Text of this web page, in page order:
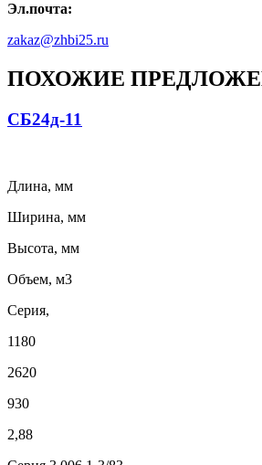
Эл.почта:
zakaz@zhbi25.ru
ПОХОЖИЕ
СБ24д-11
Длина, мм
Ширина, мм
Высота, мм
Объем, м3
Серия,
1180
2620
930
2,88